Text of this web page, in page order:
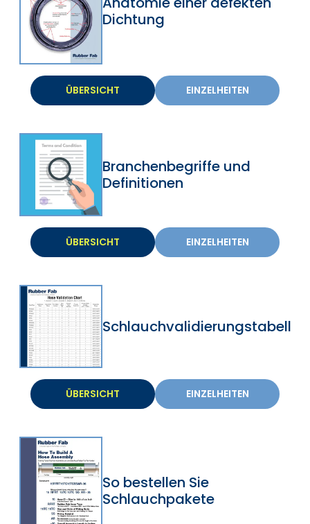
Dichtung
ÜBERSICHT EINZELHEITEN
Branchenbegriffe und
Definitionen
ÜBERSICHT EINZELHEITEN
Schlauchvalidierungstabelle
ÜBERSICHT EINZELHEITEN
So bestellen Sie
Schlauchpakete